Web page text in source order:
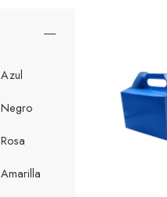
Rosa BB
VerdeNegro
Rosa
Azul
Negro
Rosa
Amarilla